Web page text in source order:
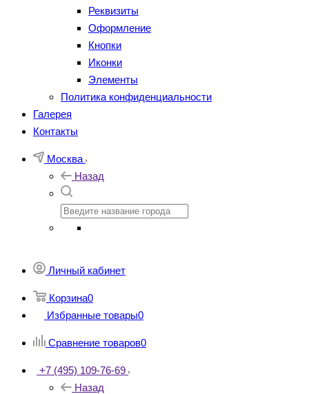
Реквизиты
Оформление
Кнопки
Иконки
Элементы
Политика конфиденциальности
Галерея
Контакты
Москва
Назад
Личный кабинет
Корзина0
Избранные товары0
Сравнение товаров0
+7 (495) 109-76-69
Назад